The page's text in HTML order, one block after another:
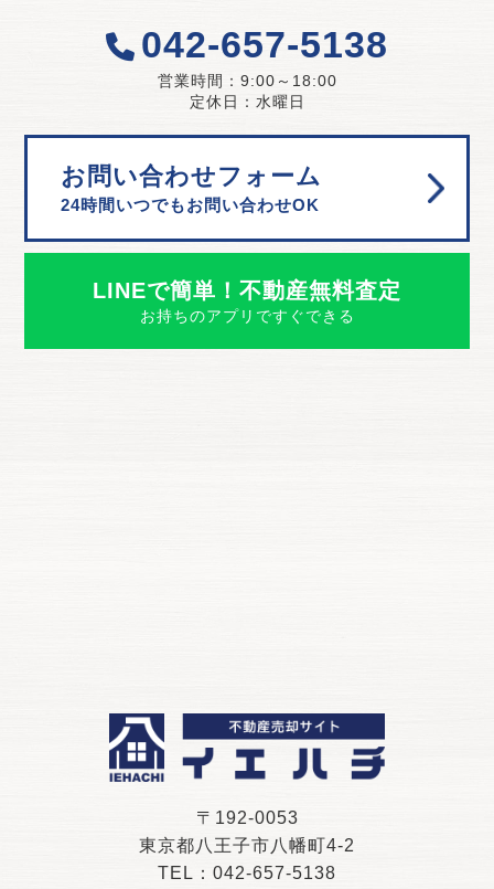
042-657-5138
営業時間：9:00～18:00
定休日：水曜日
お問い合わせフォーム
24時間いつでもお問い合わせOK
LINEで簡単！不動産無料査定
お持ちのアプリですぐできる
〒192-0053
東京都八王子市八幡町4-2
TEL：042-657-5138